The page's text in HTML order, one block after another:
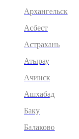
Архангельск
Асбест
Астрахань
Атырау
Ачинск
Ашхабад
Баку
Балаково